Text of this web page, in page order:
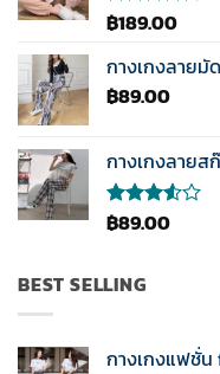
ให้
ตั้งแต่ 1-5
คะแนน
฿189.00
กางเกงลายมั
฿89.00
กางเกงลายส
ให้
ตั้งแต่
1-5
฿89.00
BEST SELLING
กางเกงแฟชั่